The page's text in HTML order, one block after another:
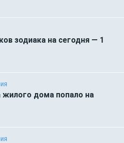
зодиака на сегодня — 1
дома попало на